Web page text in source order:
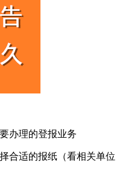
办理的登报业务
合适的报纸（看相关单位